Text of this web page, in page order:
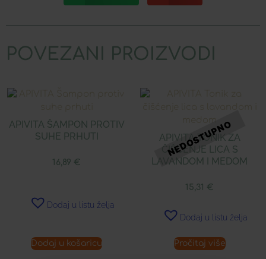
POVEZANI PROIZVODI
APIVITA ŠAMPON PROTIV
SUHE PRHUTI
16,89 €
Dodaj u listu želja
Dodaj u košaricu
APIVITA TONIK ZA
ČIŠĆENJE LICA S
LAVANDOM I MEDOM
15,31 €
Dodaj u listu želja
Pročitaj više